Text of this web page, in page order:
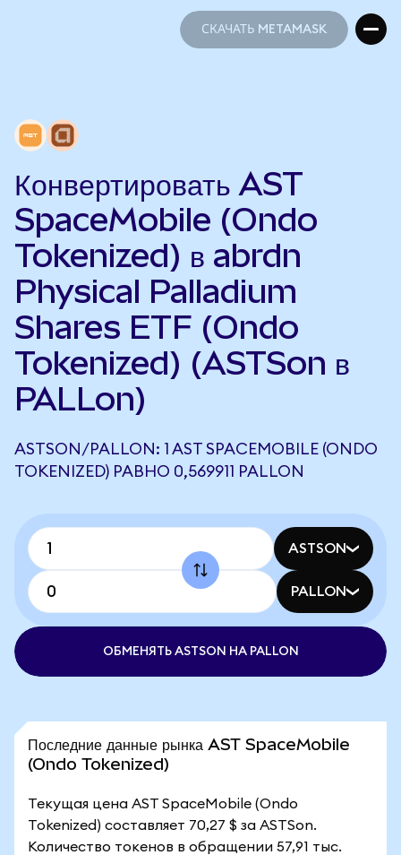
СКАЧАТЬ METAMASK
Конвертировать AST
SpaceMobile (Ondo
Tokenized) в abrdn
Physical Palladium
Shares ETF (Ondo
Tokenized) (ASTSon в
PALLon)
ASTSON/PALLON: 1 AST SPACEMOBILE (ONDO
TOKENIZED) РАВНО 0,569911 PALLON
ASTSON
PALLON
ОБМЕНЯТЬ ASTSON НА PALLON
Последние данные рынка AST SpaceMobile
(Ondo Tokenized)
Текущая цена AST SpaceMobile (Ondo
Tokenized) составляет 70,27 $ за ASTSon.
Количество токенов в обращении 57,91 тыс.